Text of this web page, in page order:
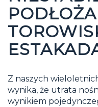
Z naszych
wynika, że utrata
wynikiem